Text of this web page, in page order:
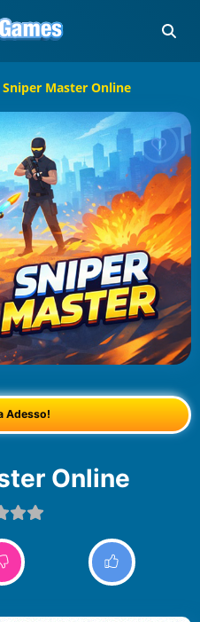
Sniper Master Online
Adesso!
Online